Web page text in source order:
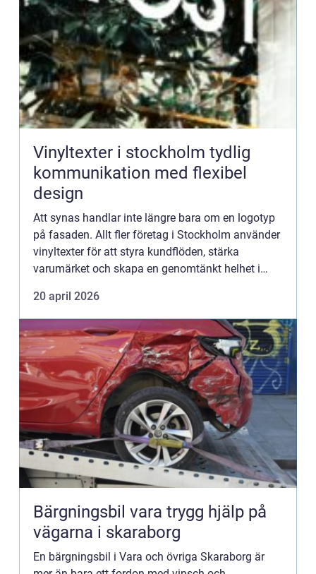
Vinyltexter i stockholm tydlig
kommunikation med flexibel
design
Att synas handlar inte längre bara om en logotyp
på fasaden. Allt fler företag i Stockholm använder
vinyltexter för att styra kundflöden, stärka
varumärket och skapa en genomtänkt helhet i
fäster på må...
20 april 2026
Bärgningsbil vara trygg hjälp på
vägarna i skaraborg
En bärgningsbil i Vara och övriga Skaraborg är